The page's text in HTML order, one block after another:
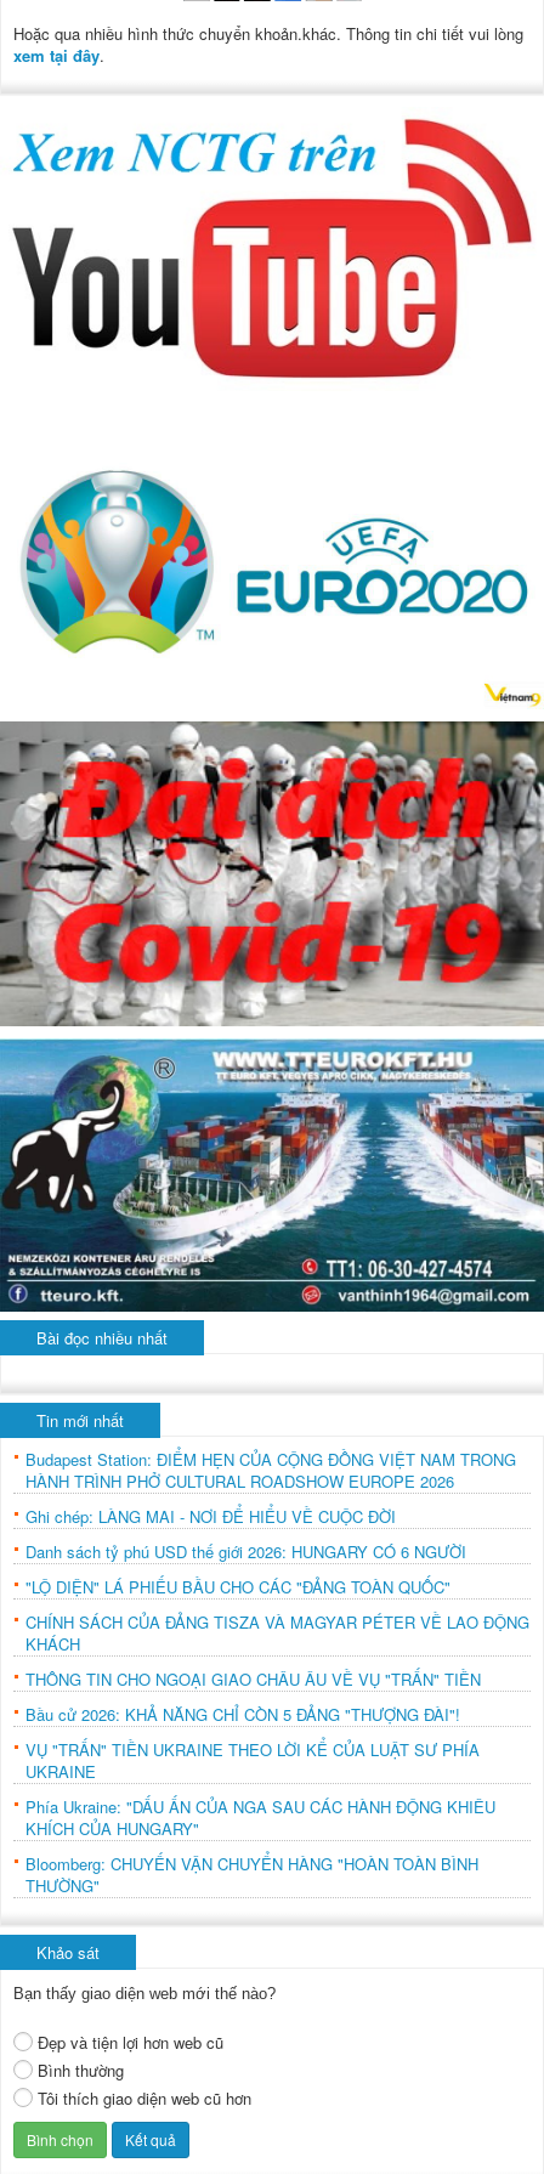
Hoặc qua nhiều hình thức chuyển khoản.khác. Thông tin chi tiết vui lòng
xem tại đây.
Bài đọc nhiều nhất
Tin mới nhất
Budapest Station: ĐIỂM HẸN CỦA CỘNG ĐỒNG VIỆT NAM TRONG
HÀNH TRÌNH PHỞ CULTURAL ROADSHOW EUROPE 2026
Ghi chép: LÀNG MAI - NƠI ĐỂ HIỂU VỀ CUỘC ĐỜI
Danh sách tỷ phú USD thế giới 2026: HUNGARY CÓ 6 NGƯỜI
"LỘ DIỆN" LÁ PHIẾU BẦU CHO CÁC "ĐẢNG TOÀN QUỐC"
CHÍNH SÁCH CỦA ĐẢNG TISZA VÀ MAGYAR PÉTER VỀ LAO ĐỘNG
KHÁCH
THÔNG TIN CHO NGOẠI GIAO CHÂU ÂU VỀ VỤ "TRẤN" TIỀN
Bầu cử 2026: KHẢ NĂNG CHỈ CÒN 5 ĐẢNG "THƯỢNG ĐÀI"!
VỤ "TRẤN" TIỀN UKRAINE THEO LỜI KỂ CỦA LUẬT SƯ PHÍA
UKRAINE
Phía Ukraine: "DẤU ẤN CỦA NGA SAU CÁC HÀNH ĐỘNG KHIÊU
KHÍCH CỦA HUNGARY"
Bloomberg: CHUYẾN VẬN CHUYỂN HÀNG "HOÀN TOÀN BÌNH
THƯỜNG"
Khảo sát
Bạn thấy giao diện web mới thế nào?
Đẹp và tiện lợi hơn web cũ
Bình thường
Tôi thích giao diện web cũ hơn